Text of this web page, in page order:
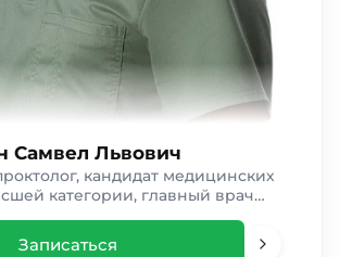
Самвел Львович
кандидат медицинских
категории, главный врач
Записаться